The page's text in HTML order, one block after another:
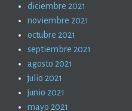
diciembre 2021
noviembre 2021
octubre 2021
septiembre 2021
agosto 2021
julio 2021
junio 2021
mayo 2021